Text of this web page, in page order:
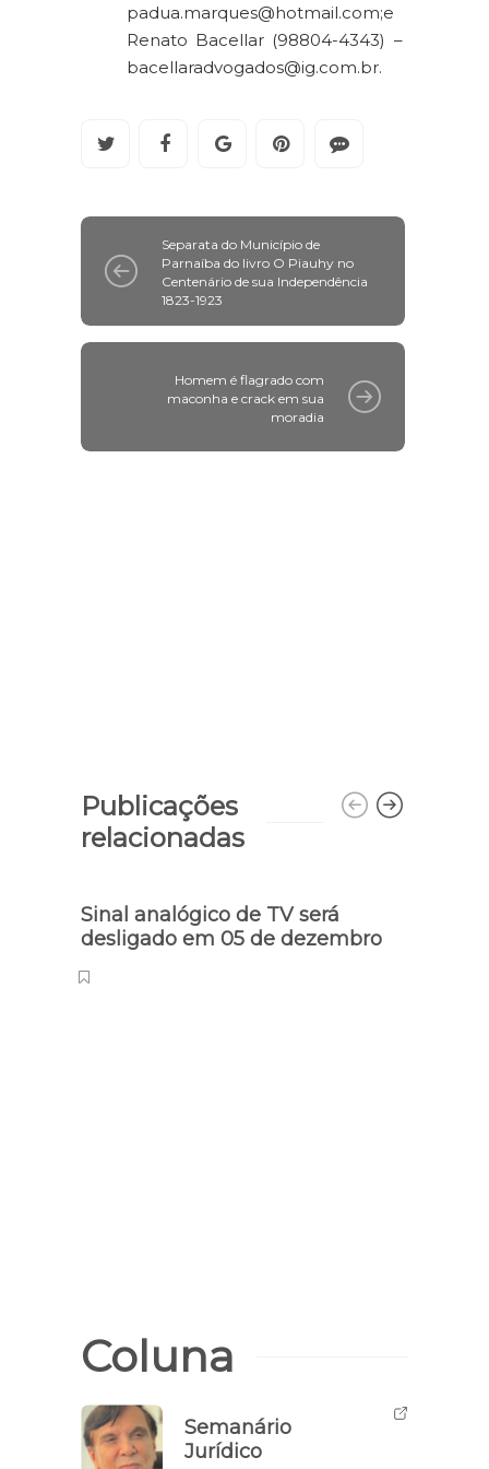
padua.marques@hotmail.com;e
Renato Bacellar (98804-4343) –
bacellaradvogados@ig.com.br.
Separata do Município de
Parnaíba do livro O Piauhy no
Centenário de sua Independência
1823-1923
Homem é flagrado com
maconha e crack em sua
moradia
Publicações
relacionadas
Sinal analógico de TV será
desligado em 05 de dezembro
Coluna
Semanário
Jurídico